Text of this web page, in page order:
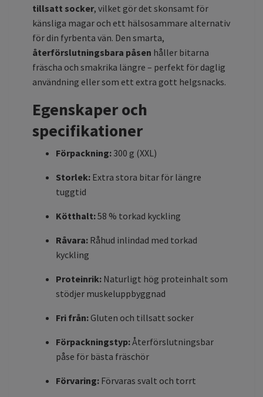
tillsatt socker, vilket gör det skonsamt för
känsliga magar och ett hälsosammare alternativ
för din fyrbenta vän. Den smarta,
återförslutningsbara påsen håller bitarna
fräscha och smakrika längre – perfekt för daglig
användning eller som ett extra gott helgsnacks.
Egenskaper och
specifikationer
Förpackning: 300 g (XXL)
Storlek: Extra stora bitar för längre
tuggtid
Kötthalt:58 % torkad kyckling
Råvara: Råhud inlindad med torkad
kyckling
Proteinrik: Naturligt hög proteinhalt som
stödjer muskeluppbyggnad
Fri från:Gluten och tillsatt socker
Förpackningstyp:Återförslutningsbar
påse för bästa fräschör
Förvaring: Förvaras svalt och torrt